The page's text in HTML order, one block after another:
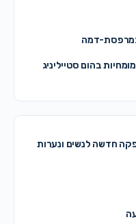
דמה
בהום סטייליניג
חדשה לנשים ונערות